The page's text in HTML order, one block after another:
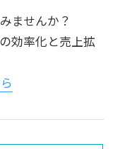
ませんか？
効率化と売上拡